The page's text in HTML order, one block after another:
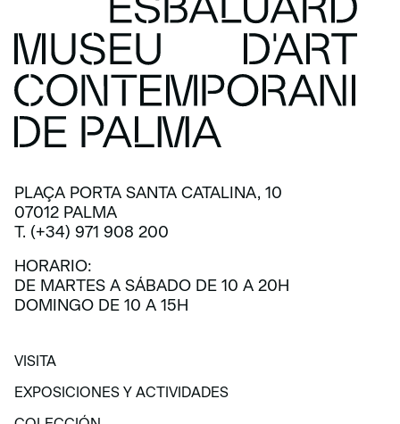
PLAÇA PORTA SANTA CATALINA, 10
07012 PALMA
T. (+34) 971 908 200
HORARIO:
DE MARTES A SÁBADO DE 10 A 20H
DOMINGO DE 10 A 15H
VISITA
VISITA
EXPOSICIONES Y ACTIVIDADES
EXPOSICIONES Y ACTIVIDADES